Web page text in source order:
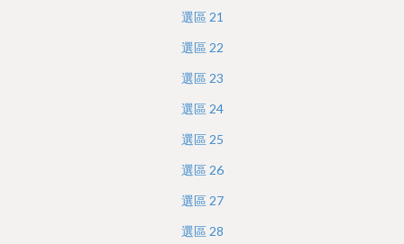
選區 21
選區 22
選區 23
選區 24
選區 25
選區 26
選區 27
選區 28